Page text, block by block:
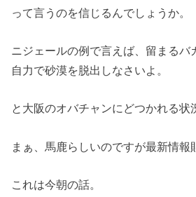
って言うのを信じるんでしょうか。
ニジェールの例で言えば、留まるバ
自力で砂漠を脱出しなさいよ。
と大阪のオバチャンにどつかれる状
まぁ、馬鹿らしいのですが最新情報
これは今朝の話。